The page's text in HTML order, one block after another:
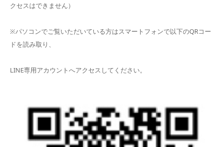
クセスはできません）
※パソコンでご覧いただいている方はスマートフォンで以下のQRコー
ドを読み取り、
LINE専用アカウントへアクセスしてください。